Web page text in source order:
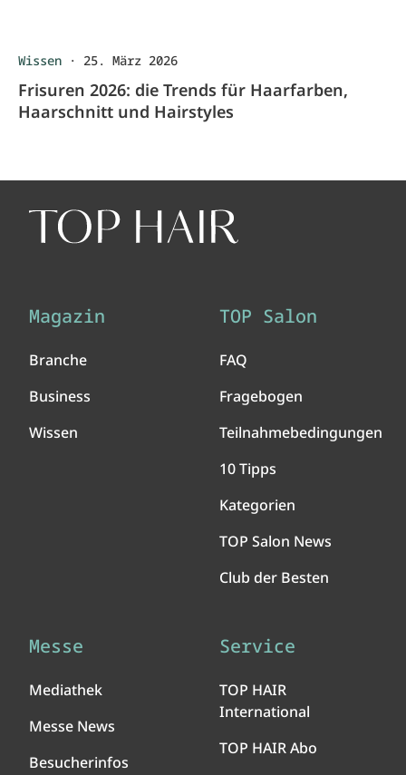
Wissen · 25. März 2026
Frisuren 2026: die Trends für Haarfarben,
Haarschnitt und Hairstyles
Magazin
Branche
Business
Wissen
TOP Salon
FAQ
Fragebogen
Teilnahmebedingungen
10 Tipps
Kategorien
TOP Salon News
Club der Besten
Messe
Mediathek
Messe News
Besucherinfos
Service
TOP HAIR
International
TOP HAIR Abo